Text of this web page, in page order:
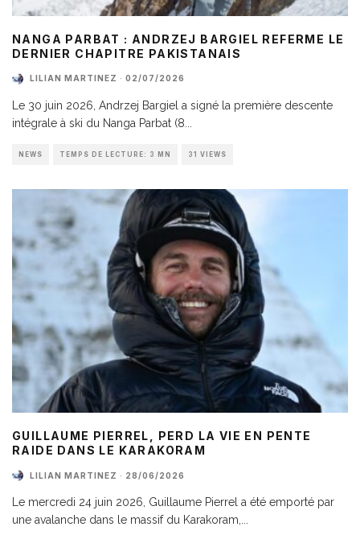
NANGA PARBAT : ANDRZEJ BARGIEL REFERME LE
DERNIER CHAPITRE PAKISTANAIS
LILIAN MARTINEZ · 02/07/2026
Le 30 juin 2026, Andrzej Bargiel a signé la première descente
intégrale à ski du Nanga Parbat (8
NEWS TEMPS DE LECTURE: 3 MN 31 VIEWS
GUILLAUME PIERREL, PERD LA VIE EN PENTE
RAIDE DANS LE KARAKORAM
LILIAN MARTINEZ · 28/06/2026
Le mercredi 24 juin 2026, Guillaume Pierrel a été emporté par
une avalanche dans le massif du Karakoram,...